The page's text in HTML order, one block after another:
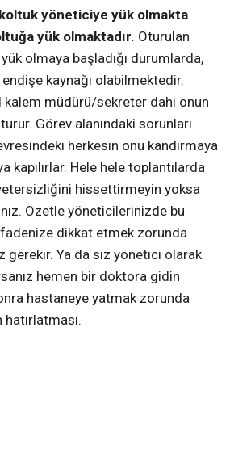
yöneticiye yük olmakta
yük olmaktadır. Oturulan
olmaya başladığı durumlarda,
kaynağı olabilmektedir.
kalem müdürü/sekreter dahi onun
Görev alanındaki sorunları
herkesin onu kandırmaya
kapılırlar. Hele hele toplantılarda
hissettirmeyin yoksa
Özetle yöneticilerinizde bu
dikkat etmek zorunda
gerekir. Ya da siz yönetici olarak
hemen bir doktora gidin
hastaneye yatmak zorunda